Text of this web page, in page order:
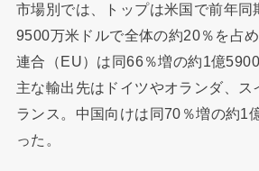
市場別では、トップは米国で前年同
9500万米ドルで全体の約20％を占
連合（EU）は同66％増の約1億5900
主な輸出先はドイツやオランダ、ス
ランス。中国向けは同70％増の約1
った。